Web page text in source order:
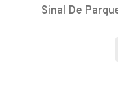
Sinal De